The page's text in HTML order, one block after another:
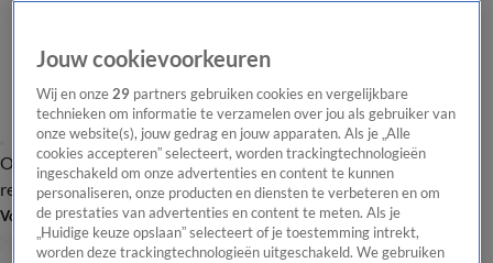
Overzicht Laatste nieuws Regionieuws Het beste van Hart
Tip de
redactie
Volg Hart van Nederland
Jouw cookievoorkeuren
Wij en onze29 partners gebruiken cookies en vergelijkbare
technieken om informatie te verzamelen over jou als gebruiker van
onze website(s), jouw gedrag en jouw apparaten. Als je „Alle
cookies accepteren” selecteert, worden trackingtechnologieën
ingeschakeld om onze advertenties en content te kunnen
personaliseren, onze producten en diensten te verbeteren en om
de prestaties van advertenties en content te meten. Als je
„Huidige keuze opslaan” selecteert of je toestemming intrekt,
worden deze trackingtechnologieën uitgeschakeld. We gebruiken